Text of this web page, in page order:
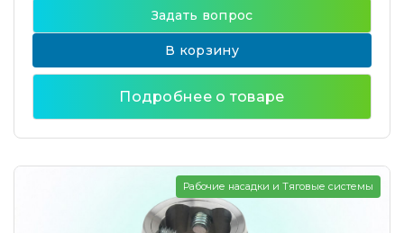
Задать вопрос
В корзину
Подробнее о товаре
Рабочие насадки и Тяговые системы